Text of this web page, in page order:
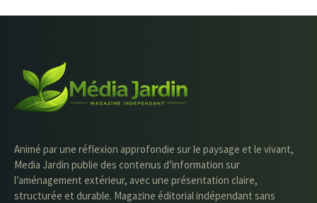
Animé par une réflexion approfondie sur le paysage et le vivant,
Media Jardin publie des contenus d’information sur
l’aménagement extérieur, avec une présentation claire,
structurée et durable. Magazine éditorial indépendant sans